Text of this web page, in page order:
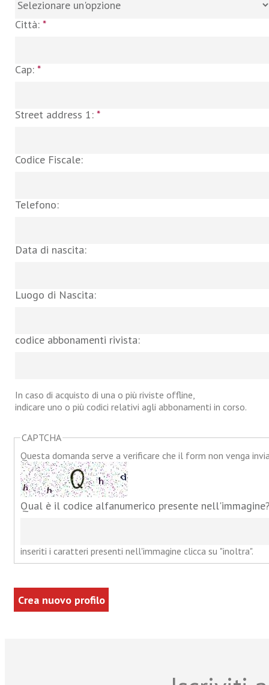
Città: *
Cap: *
Street address 1: *
Codice Fiscale:
Telefono:
Data di nascita:
Luogo di Nascita:
codice abbonamenti rivista:
In caso di acquisto di una o più riviste offline,
indicare uno o più codici relativi agli abbonamenti in corso.
CAPTCHA
Questa domanda serve a verificare che il form non venga
Qual è il codice alfanumerico presente
inseriti i caratteri presenti nell'immagine clicca su "inoltra".